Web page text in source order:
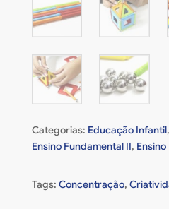
Categorias: Educação Infantil,
Ensino Fundamental II,
Tags: Concentração,